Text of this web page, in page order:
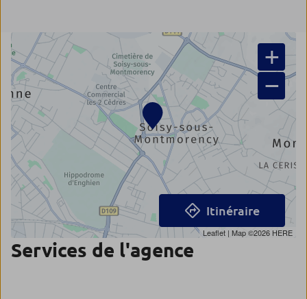
+
−
Leaflet | Map ©2026 HERE
Itinéraire
Services de l'agence